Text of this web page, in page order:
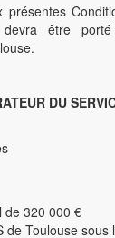
être
DU
de 320 000 €
de Toulouse